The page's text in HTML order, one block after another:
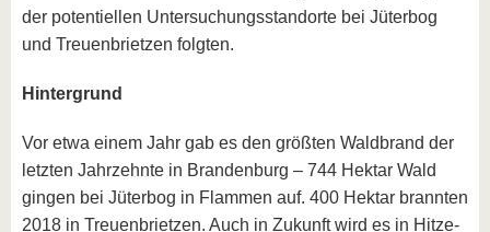
der potentiellen Untersuchungsstandorte bei Jüterbog
und Treuenbrietzen folgten.
Hintergrund
Vor etwa einem Jahr gab es den größten Waldbrand der
letzten Jahrzehnte in Brandenburg – 744 Hektar Wald
gingen bei Jüterbog in Flammen auf. 400 Hektar brannten
2018 in Treuenbrietzen. Auch in Zukunft wird es in Hitze-